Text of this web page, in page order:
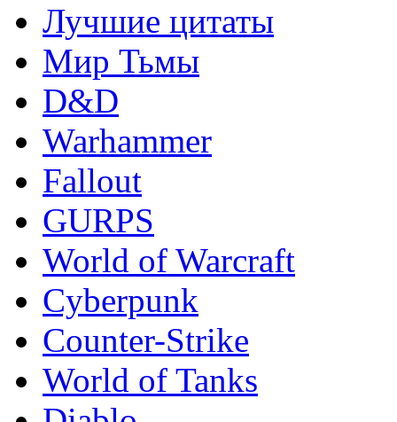
Лучшие цитаты
Мир Тьмы
D&D
Warhammer
Fallout
GURPS
World of Warcraft
Сyberpunk
Counter-Strike
World of Tanks